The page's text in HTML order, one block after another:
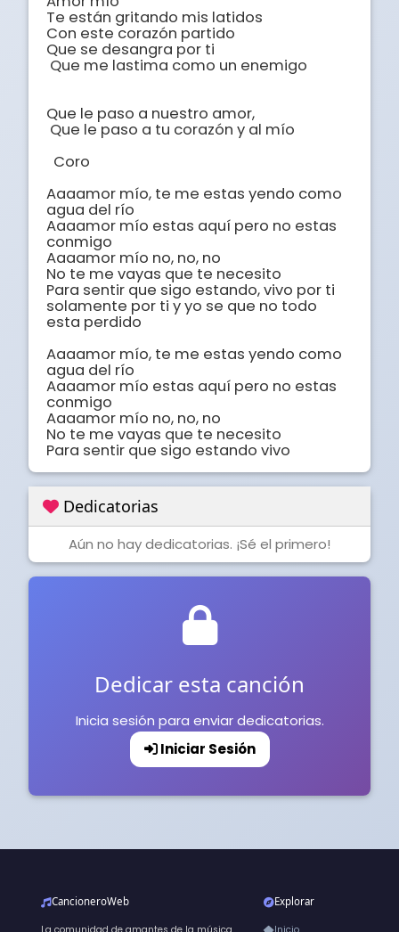
Te están gritando mis latidos
Con este corazón partido
Que se desangra por ti
Que le paso a nuestro amor,
Aaaamor mío, te me estas yendo como
agua del río
Aaaamor mío estas aquí pero no estas
conmigo
Aaaamor mío no, no, no
No te me vayas que te necesito
Para sentir que sigo estando, vivo por ti
solamente por ti y yo se que no todo
esta perdido
Aaaamor mío, te me estas yendo como
agua del río
Aaaamor mío estas aquí pero no estas
conmigo
Aaaamor mío no, no, no
No te me vayas que te necesito
Para sentir que sigo estando vivo
Dedicatorias
Aún no hay dedicatorias. ¡Sé el primero!
Dedicar esta canción
Inicia sesión para enviar dedicatorias.
Iniciar Sesión
CancioneroWeb Explorar